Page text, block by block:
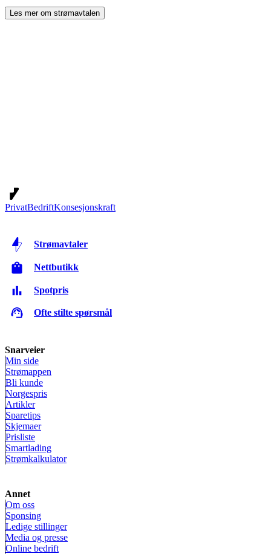
Les mer om strømavtalen
ved å åpneEn trygg og god strømavtale
PrivatBedriftKonsesjonskraft
Strømavtaler
Nettbutikk
Spotpris
Ofte stilte spørsmål
Snarveier
Min side
Strømappen
Bli kunde
Norgespris
Artikler
Sparetips
Skjemaer
Prisliste
Smartlading
Strømkalkulator
Annet
Om oss
Sponsing
Ledige stillinger
Media og presse
Online bedrift